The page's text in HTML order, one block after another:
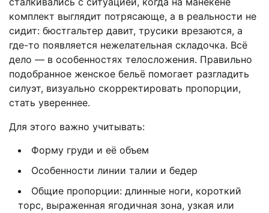
комплект выглядит потрясающе, а в реальности не
сидит: бюстгальтер давит, трусики врезаются, а
где-то появляется нежелательная складочка. Всё
дело — в особенностях телосложения. Правильно
подобранное женское бельё помогает разгладить
силуэт, визуально скорректировать пропорции,
стать увереннее.
Для этого важно учитывать:
Форму груди и её объем
Особенности линии талии и бедер
Общие пропорции: длинные ноги, короткий
торс, выраженная ягодичная зона, узкая или